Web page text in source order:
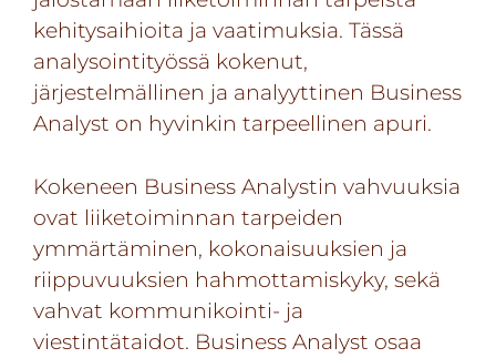
kehitysaihioita ja vaatimuksia. Tässä
analysointityössä kokenut,
järjestelmällinen ja analyyttinen Business
Analyst on hyvinkin tarpeellinen apuri.
Kokeneen Business Analystin vahvuuksia
ovat liiketoiminnan tarpeiden
ymmärtäminen, kokonaisuuksien ja
riippuvuuksien hahmottamiskyky, sekä
vahvat kommunikointi- ja
viestintätaidot. Business Analyst osaa